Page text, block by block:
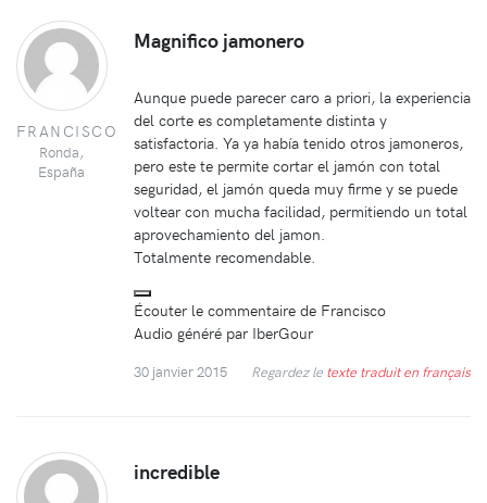
FRANCISCO
Ronda,
España
Magnifico jamonero
Aunque puede parecer caro a priori, la experiencia
del corte es completamente distinta y
satisfactoria. Ya ya había tenido otros jamoneros,
pero este te permite cortar el jamón con total
seguridad, el jamón queda muy firme y se puede
voltear con mucha facilidad, permitiendo un total
aprovechamiento del jamon.
Totalmente recomendable.
Écouter le commentaire de Francisco
Audio généré par IberGour
30 janvier 2015 Regardez le texte traduit en français
incredible